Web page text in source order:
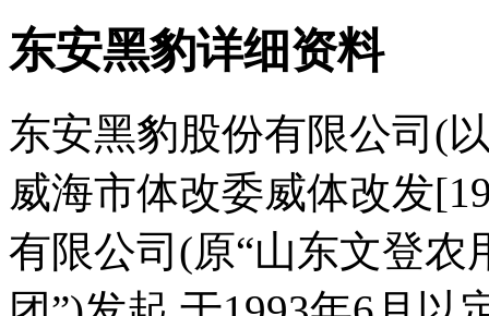
东安黑豹详细资料
东安黑豹股份有限公司(
威海市体改委威体改发
有限公司(原“山东文登农